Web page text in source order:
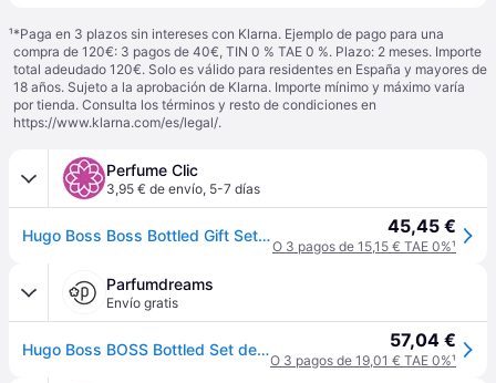
¹*Paga en 3 plazos sin intereses con Klarna. Ejemplo de pago para una
compra de 120€: 3 pagos de 40€, TIN 0 % TAE 0 %. Plazo: 2 meses. Importe
total adeudado 120€. Solo es válido para residentes en España y mayores de
18 años. Sujeto a la aprobación de Klarna. Importe mínimo y máximo varía
por tienda. Consulta los términos y resto de condiciones en
https://www.klarna.com/es/legal/.
Perfume Clic
3,95 € de envío, 5-7 días
Hugo Boss Boss Bottled Gift Set 50ml EDT + 150ml Desodorante Vaporizador 45,45 €
O 3 pagos de 15,15 € TAE 0%¹
Parfumdreams
Envío gratis
Hugo Boss BOSS Bottled Set de regalo Perfumes para hombre Hombre 57,04 €
O 3 pagos de 19,01 € TAE 0%¹